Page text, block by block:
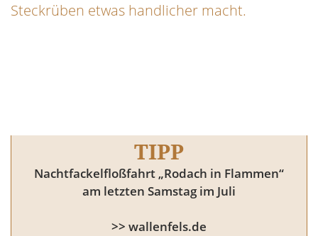
Steckrüben etwas handlicher macht.
TIPP
Nachtfackelfloßfahrt „Rodach in Flammen“
am letzten Samstag im Juli
>> wallenfels.de